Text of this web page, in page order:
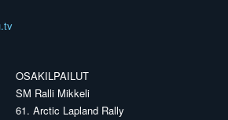
OSAKILPAILUT
SM Ralli Mikkeli
61. Arctic Lapland Rally